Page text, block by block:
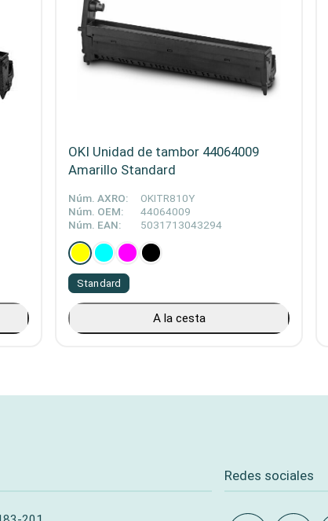
OKI Unidad de tambor 44064009
Amarillo Standard
Núm. AXRO:
OKITR810Y
Núm. OEM:
44064009
Núm. EAN:
5031713043294
Standard
A la cesta
Redes sociales